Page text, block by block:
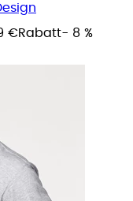
€Rabatt- 8 %